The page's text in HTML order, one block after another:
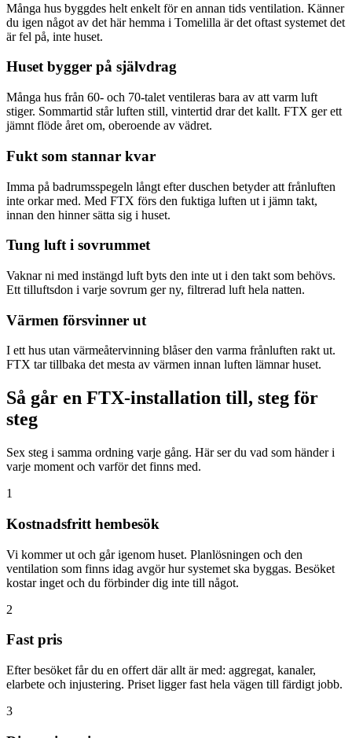
Många hus byggdes helt enkelt för en annan tids ventilation. Känner
du igen något av det här hemma i Tomelilla är det oftast systemet det
är fel på, inte huset.
Huset bygger på självdrag
Många hus från 60- och 70-talet ventileras bara av att varm luft
stiger. Sommartid står luften still, vintertid drar det kallt. FTX ger ett
jämnt flöde året om, oberoende av vädret.
Fukt som stannar kvar
Imma på badrumsspegeln långt efter duschen betyder att frånluften
inte orkar med. Med FTX förs den fuktiga luften ut i jämn takt,
innan den hinner sätta sig i huset.
Tung luft i sovrummet
Vaknar ni med instängd luft byts den inte ut i den takt som behövs.
Ett tilluftsdon i varje sovrum ger ny, filtrerad luft hela natten.
Värmen försvinner ut
I ett hus utan värmeåtervinning blåser den varma frånluften rakt ut.
FTX tar tillbaka det mesta av värmen innan luften lämnar huset.
Så går en FTX-installation till, steg för
steg
Sex steg i samma ordning varje gång. Här ser du vad som händer i
varje moment och varför det finns med.
1
Kostnadsfritt hembesök
Vi kommer ut och går igenom huset. Planlösningen och den
ventilation som finns idag avgör hur systemet ska byggas. Besöket
kostar inget och du förbinder dig inte till något.
2
Fast pris
Efter besöket får du en offert där allt är med: aggregat, kanaler,
elarbete och injustering. Priset ligger fast hela vägen till färdigt jobb.
3